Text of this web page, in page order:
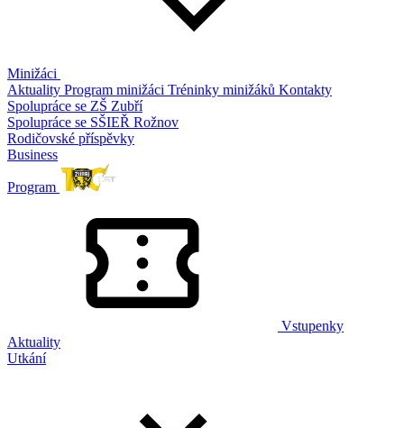
Minižáci
Aktuality Program minižáci Tréninky minižáků Kontakty
Spolupráce se ZŠ Zubří
Spolupráce se SŠIEŘ Rožnov
Rodičovské příspěvky
Business
Program
Vstupenky
Aktuality
Utkání